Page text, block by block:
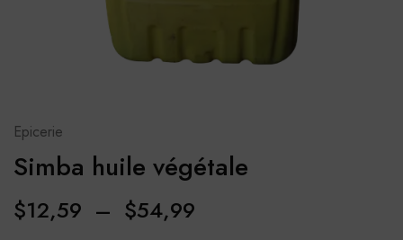
Epicerie
Simba huile végétale
$12,59 – $54,99